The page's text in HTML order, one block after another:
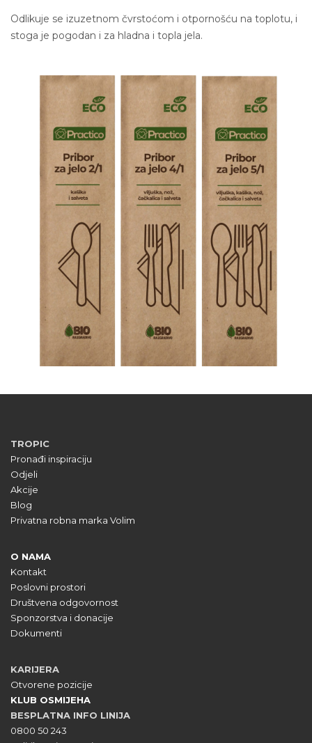
Odlikuje se izuzetnom čvrstoćom i otpornošću na toplotu, i
stoga je pogodan i za hladna i topla jela.
TROPIC
Pronađi inspiraciju
Odjeli
Akcije
Blog
Privatna robna marka Volim
O NAMA
Kontakt
Poslovni prostori
Društvena odgovornost
Sponzorstva i donacije
Dokumenti
KARIJERA
Otvorene pozicije
KLUB OSMIJEHA
BESPLATNA INFO LINIJA
0800 50 243